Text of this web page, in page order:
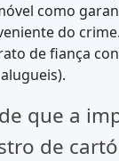
como
do crime.
de fiança
a
de